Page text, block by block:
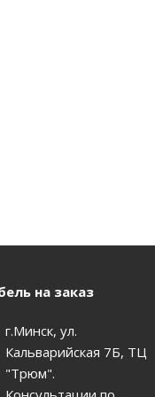
на заказ
г.Минск, ул.
Кальварийская 7Б, ТЦ
"Трюм".